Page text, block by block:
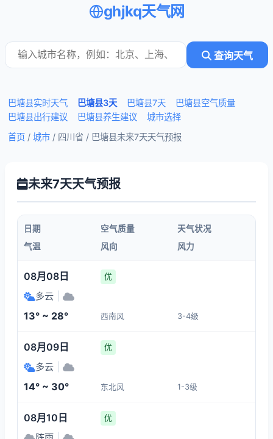
ghjkq天气网
查询天气
巴塘县实时天气 巴塘县3天 巴塘县7天
巴塘县空气质量
巴塘县出行建议
巴塘县养生建议
城市选择
首页 / 城市 / 四川省 / 巴塘县未来7天天气预报
未来7天天气预报
日期 空气质量
天气状况
气温
风向 风力
08月08日 优
多云
13° ~ 28° 西南风 3-4级
08月09日 优
多云
14° ~ 30° 东北风 1-3级
08月10日 优